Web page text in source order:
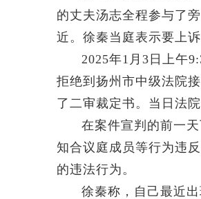
的丈夫汤志全程参与了
近。徐秦当庭表示要上诉
2025年1月3日上午
拒绝到扬州市中级法院
了二审裁定书。当日法
在案件宣判的前一
知合议庭成员等行为违
的违法行为。
徐秦称，自己最近